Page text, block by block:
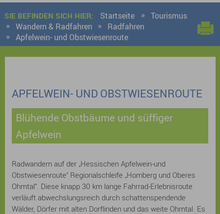
SIE BEFINDEN SICH HIER: Startseite
Tourismus
Wandern & Radfahren
Radfahren
Apfelwein- und Obstwiesenroute
APFELWEIN- UND OBSTWIESENROUTE
Blühende Obstbäume und süffiger
Apfelwein
Radwandern auf der „Hessischen Apfelwein-und
Obstwiesenroute“ Regionalschleife „Homberg und Oberes
Ohmtal“. Diese knapp 30 km lange Fahrrad-Erlebnisroute
verläuft abwechslungsreich durch schattenspendende
Wälder, Dörfer mit alten Dorflinden und das weite Ohmtal. Es